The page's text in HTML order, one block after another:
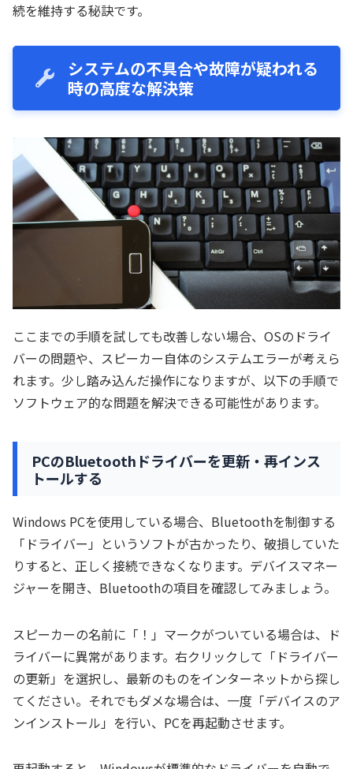
続を維持する秘訣です。
システムの不具合や故障が疑われる
時の高度な解決策
ここまでの手順を試しても改善しない場合、OSのドライ
バーの問題や、スピーカー自体のシステムエラーが考えら
れます。少し踏み込んだ操作になりますが、以下の手順で
ソフトウェア的な問題を解決できる可能性があります。
PCのBluetoothドライバーを更新・再インス
トールする
Windows PCを使用している場合、Bluetoothを制御する
「ドライバー」というソフトが古かったり、破損していた
りすると、正しく接続できなくなります。デバイスマネー
ジャーを開き、Bluetoothの項目を確認してみましょう。
スピーカーの名前に「！」マークがついている場合は、ド
ライバーに異常があります。右クリックして「ドライバー
の更新」を選択し、最新のものをインターネットから探し
てください。それでもダメな場合は、一度「デバイスのア
ンインストール」を行い、PCを再起動させます。